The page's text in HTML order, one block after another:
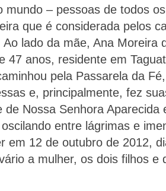
mundo – pessoas de todos
que é considerada pelos
Ao lado da mãe, Ana
47 anos, residente em
pela Passarela da
e, principalmente, fez
de Nossa Senhora
entre lágrimas e
em 12 de outubro de 2012,
a mulher, os dois filhos